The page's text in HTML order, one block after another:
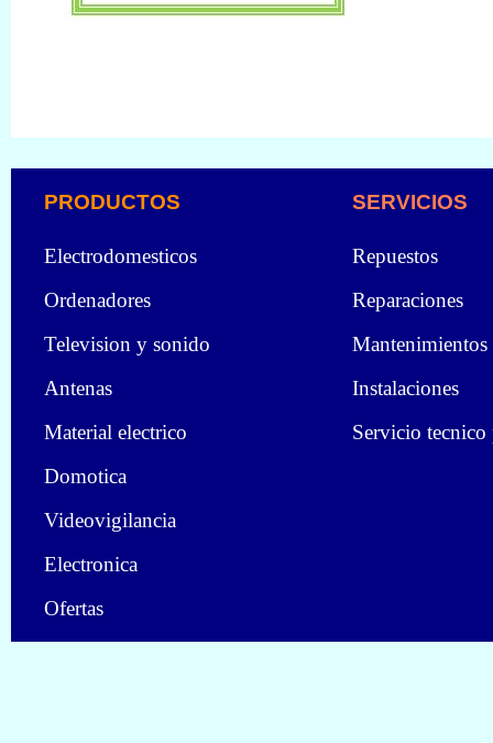
Repuestos
Reparaciones
Mantenimientos
Instalaciones
Servicio
Electrodomesticos
Ordenadores
Television y sonido
Antenas
Material electrico
Domotica
Videovigilancia
Electronica
Ofertas
SERVICIOS
PRODUCTOS